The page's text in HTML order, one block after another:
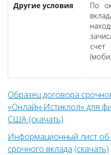
Другие условия
По
Образец договора
«Онлайн-Истиклол» для
США (скачать)
Информационный лист о
срочного вклада (скачать)